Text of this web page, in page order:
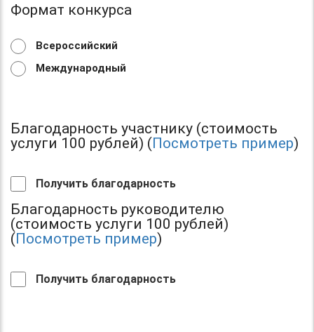
Формат конкурса
Всероссийский
Международный
Благодарность участнику (стоимость
услуги 100 рублей) (Посмотреть пример)
Получить благодарность
Благодарность руководителю
(стоимость услуги 100 рублей)
(Посмотреть пример)
Получить благодарность